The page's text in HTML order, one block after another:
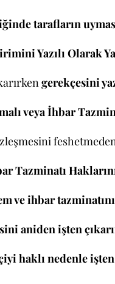
tarafların
Yazılı Olarak
gerekçesini
veya İhbar
Tazminatı
ve ihbar
aniden işten
haklı nedenle